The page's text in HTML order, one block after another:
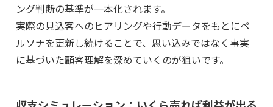
ング判断の基準が一本化されます。
実際の見込客へのヒアリングや行動データをもとにペ
ルソナを更新し続けることで、思い込みではなく事実
に基づいた顧客理解を深めていくのが狙いです。